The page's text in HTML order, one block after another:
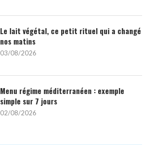
Le lait végétal, ce petit rituel qui a changé
nos matins
03/08/2026
Menu régime méditerranéen : exemple
simple sur 7 jours
02/08/2026